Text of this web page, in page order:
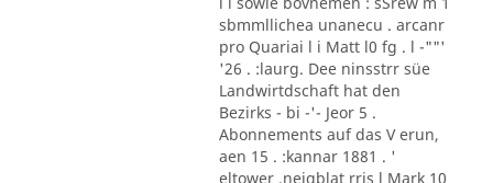
sbmmllichea unanecu . arcanr
pro Quariai l i Matt l0 fg . l -""'
'26 . :laurg. Dee ninsstrr süe
Landwirtdschaft hat den
Bezirks - bi -'- Jeor 5 .
Abonnements auf das V erun,
aen 15 . :kannar 1881 . '
eltower ,neigblat rris l Mark 10